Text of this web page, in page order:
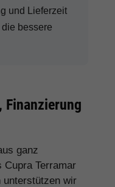
und Lieferzeit
bessere
Finanzierung
ganz
Cupra Terramar
unterstützen wir